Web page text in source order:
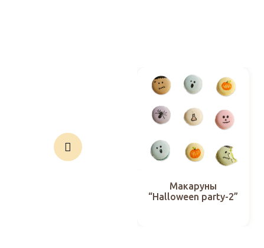
Макаруны
“Halloween party-2”